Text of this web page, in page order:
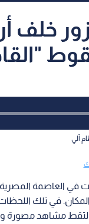
خلف
آلي
في العاصمة المصرية
في تلك اللحظات،
مشاهد مصورة